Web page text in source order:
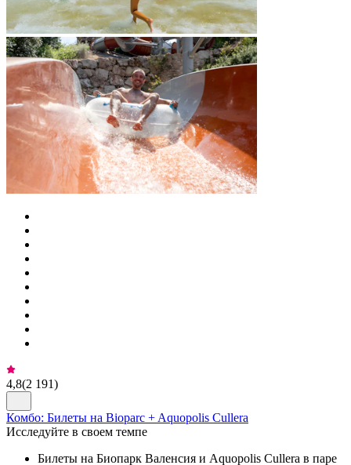
4,8(2 191)
Комбо: Билеты на Bioparc + Aquopolis Cullera
Исследуйте в своем темпе
Билеты на Биопарк Валенсия и Aquopolis Cullera в паре